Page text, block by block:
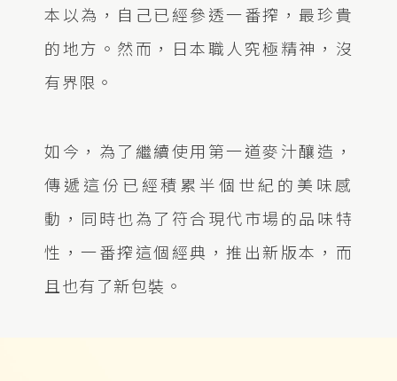
本以為，自己已經參透一番搾，最珍貴
的地方。然而，日本職人究極精神，沒
有界限。
如今，為了繼續使用第一道麥汁釀造，
傳遞這份已經積累半個世紀的美味感
動，同時也為了符合現代市場的品味特
性，一番搾這個經典，推出新版本，而
且也有了新包裝。